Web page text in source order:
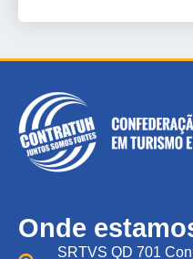
Onde
SRTVS QD 701